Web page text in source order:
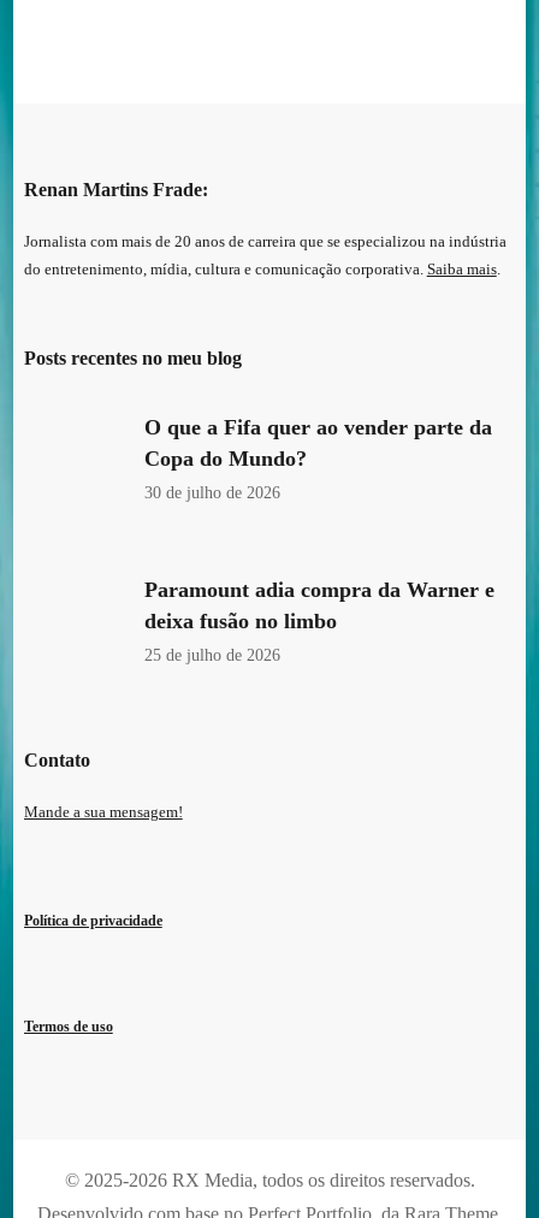
Renan Martins Frade:
Jornalista com mais de 20 anos de carreira que se especializou na indústria
do entretenimento, mídia, cultura e comunicação corporativa. Saiba mais.
Posts recentes no meu blog
O que a Fifa quer ao vender parte da
Copa do Mundo?
30 de julho de 2026
Paramount adia compra da Warner e
deixa fusão no limbo
25 de julho de 2026
Contato
Mande a sua mensagem!
Política de privacidade
Termos de uso
© 2025-2026 RX Media, todos os direitos reservados.
Desenvolvido com base no Perfect Portfolio, da Rara Theme.